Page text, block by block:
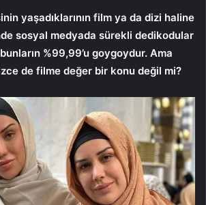
yaşadıklarının film ya da dizi haline
sosyal medyada sürekli dedikodular
%99,99’u goygoydur. Ama
de filme değer bir konu değil mi?